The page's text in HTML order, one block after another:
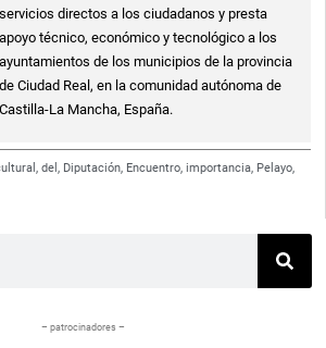
servicios directos a los ciudadanos y presta
apoyo técnico, económico y tecnológico a los
ayuntamientos de los municipios de la provincia
de Ciudad Real, en la comunidad autónoma de
Castilla-La Mancha, España.
,del, Diputación, Encuentro,importancia, Pelayo,
– patrocinadores –